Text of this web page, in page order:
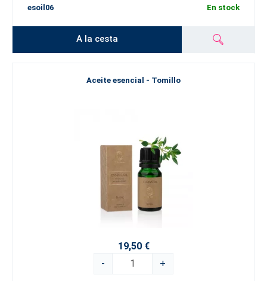
esoil06 En stock
A la cesta
Aceite esencial - Tomillo
19,50 €
-
+